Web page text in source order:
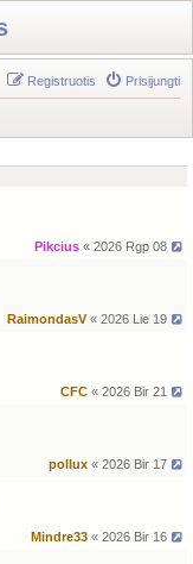
Prisijungti
Registruotis
Pikcius « 2026 Rgp 08
RaimondasV« 2026 Lie 19
CFC « 2026 Bir 21
pollux « 2026 Bir 17
Mindre33 « 2026 Bir 16